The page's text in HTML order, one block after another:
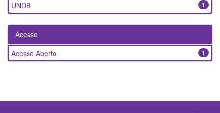
1
UNDB
Acesso
1
Acesso Aberto